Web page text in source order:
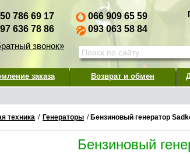
786 69 17
636 78 86
звонок»
066 909 65 59
093 063 58 84
заказа Возврат и обмен
техника / Генераторы / Бензиновый генератор
Бензиновый